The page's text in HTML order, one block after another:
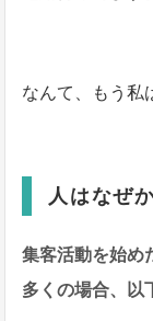
なんて、もう私
人はなぜ
集客活動を始め
多くの場合、以